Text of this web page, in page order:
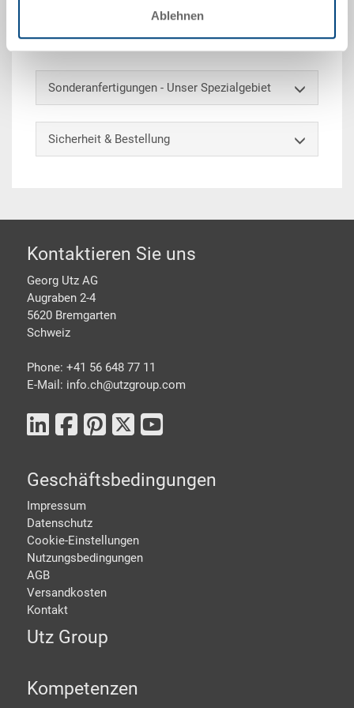
Ablehnen
Unterfahrhöhe 146 mm, 4 Lenkrollen, davon 1 mit
Feststellbremse, Ø 125 mm
Sonderanfertigungen - Unser Spezialgebiet
Sicherheit & Bestellung
Footer
Kontaktieren Sie uns
Georg Utz AG
Augraben 2-4
5620 Bremgarten
Schweiz
Phone: +41 56 648 77 11
E-Mail: info.ch@utzgroup.com
Geschäftsbedingungen
Impressum
Datenschutz
Cookie-Einstellungen
Nutzungsbedingungen
AGB
Versandkosten
Kontakt
Utz Group
Kompetenzen